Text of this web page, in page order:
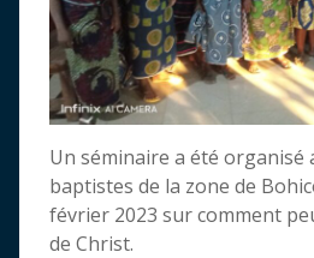
Un séminaire a été organisé
baptistes de la zone de
février 2023 sur comment
de Christ.